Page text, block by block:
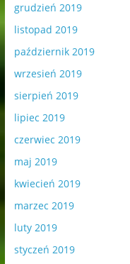
grudzień 2019
listopad 2019
październik 2019
wrzesień 2019
sierpień 2019
lipiec 2019
czerwiec 2019
maj 2019
kwiecień 2019
marzec 2019
luty 2019
styczeń 2019